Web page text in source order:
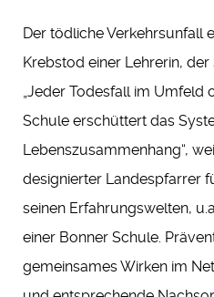
Der tödliche Verkehrsunfall
Krebstod einer Lehrerin, der
„Jeder Todesfall im
Schule erschüttert das
Lebenszusammenhang“,
designierter Landespfarrer
seinen Erfahrungswelten,
einer Bonner Schule.
gemeinsames Wirken im